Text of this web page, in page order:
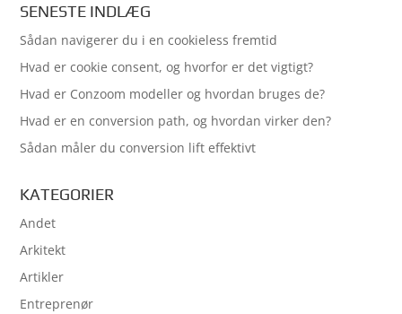
SENESTE INDLÆG
Sådan navigerer du i en cookieless fremtid
Hvad er cookie consent, og hvorfor er det vigtigt?
Hvad er Conzoom modeller og hvordan bruges de?
Hvad er en conversion path, og hvordan virker den?
Sådan måler du conversion lift effektivt
KATEGORIER
Andet
Arkitekt
Artikler
Entreprenør